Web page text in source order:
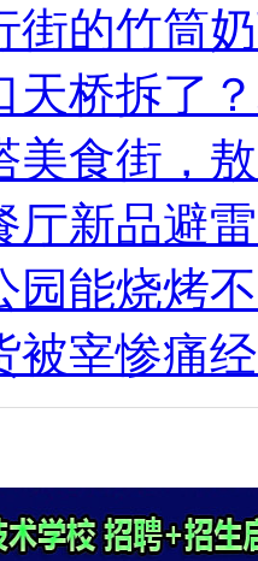
街的竹筒
天桥拆了
美食街，
厅新品避
园能烧烤
被宰惨痛